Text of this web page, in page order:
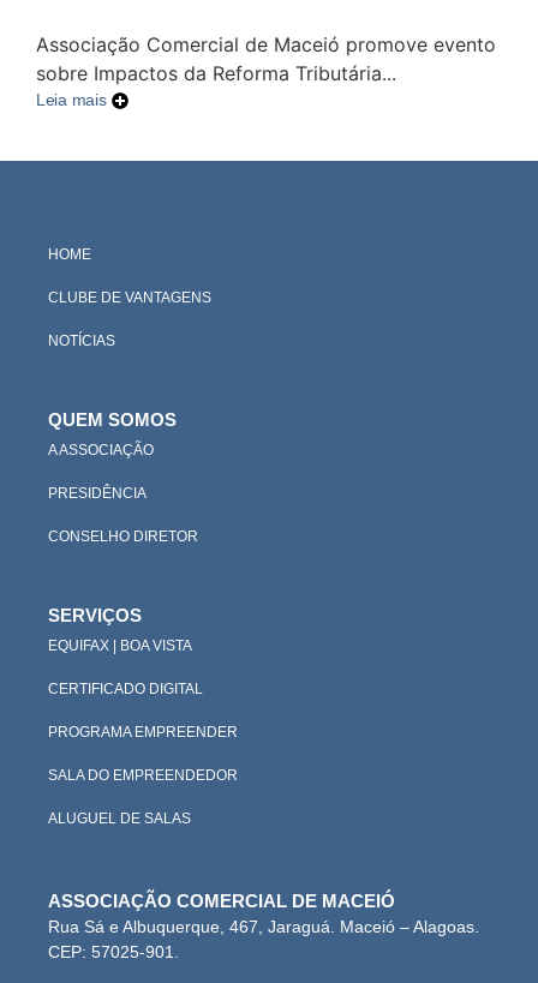
Associação Comercial de Maceió promove evento
sobre Impactos da Reforma Tributária...
Leia mais
HOME
CLUBE DE VANTAGENS
NOTÍCIAS
QUEM SOMOS
A ASSOCIAÇÃO
PRESIDÊNCIA
CONSELHO DIRETOR
SERVIÇOS
EQUIFAX | BOA VISTA
CERTIFICADO DIGITAL
PROGRAMA EMPREENDER
SALA DO EMPREENDEDOR
ALUGUEL DE SALAS
ASSOCIAÇÃO COMERCIAL DE MACEIÓ
Rua Sá e Albuquerque, 467, Jaraguá. Maceió – Alagoas.
CEP: 57025-901.